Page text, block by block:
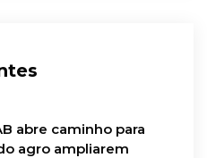
abre caminho para
agro ampliarem